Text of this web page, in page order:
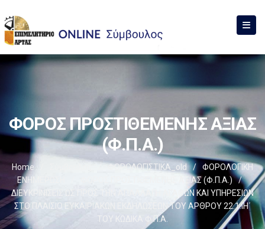
ΦΟΡΟΣ ΠΡΟΣΤΙΘΕΜΕΝΗΣ ΑΞΙΑΣ
(Φ.Π.Α.)
Home ΦΟΡΟΛΟΓΙΣΤΙΚΑ_old /
ΦΟΡΟΛΟΓΙΚΗ
ΕΝΗΜΕΡΩΣΗ
ΦΟΡΟΣ ΠΡΟΣΤΙΘΕΜΕΝΗΣ ΑΞΙΑΣ (Φ.Π.Α.)
/
ΔΙΕΥΚΡΙΝΙΣΕΙΣ ΩΣ ΠΡΟΣ ΤΗΝ ΑΠΑΛΛΑΓΗ ΑΓΑΘΩΝ ΚΑΙ ΥΠΗΡΕΣΙΩΝ
ΣΤΟ ΠΛΑΙΣΙΟ ΕΥΚΑΙΡΙΑΚΩΝ ΕΚΔΗΛΩΣΕΩΝ ΤΟΥ ΑΡΘΡΟΥ 22.1.ΙΗ΄
ΤΟΥ ΚΩΔΙΚΑ Φ.Π.Α.